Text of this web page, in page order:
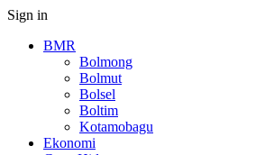
Sign in
BMR
Bolmong
Bolmut
Bolsel
Boltim
Kotamobagu
Ekonomi